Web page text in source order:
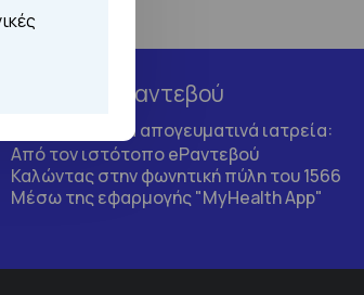
για Ραντεβού
τα πρωινά και τα απογευματινά ιατρεία:
Από τον ιστότοποeΡαντεβού
Καλώντας στην φωνητική πύλη του 1566
Μέσω της εφαρμογής "MyHealth App"